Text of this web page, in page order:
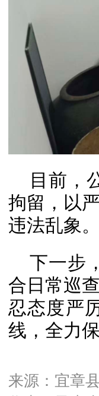
目前，
拘留，以
违法乱象。
下一步
合日常巡
忍态度严
线，全力
来源：宜章